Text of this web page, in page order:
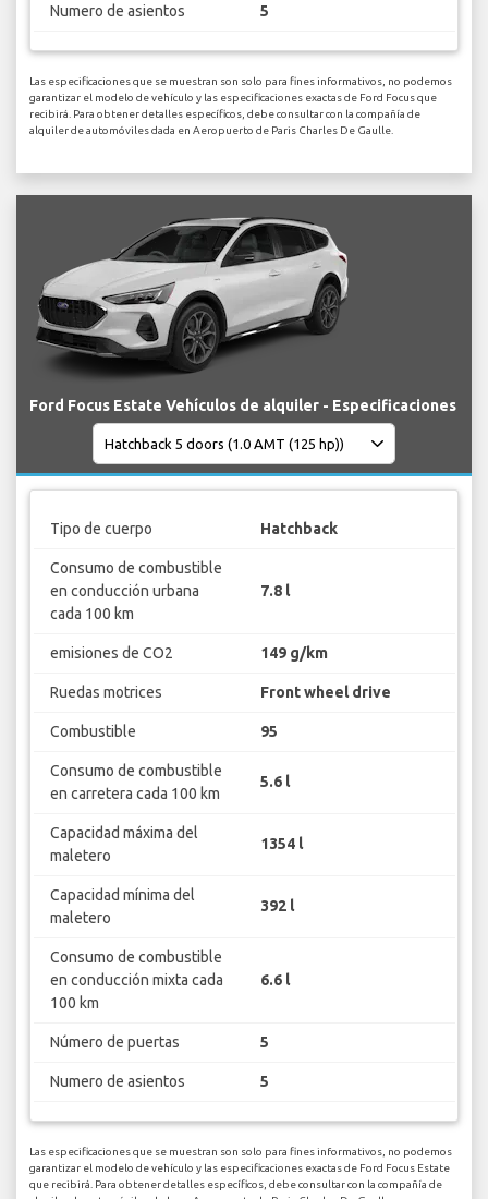
Numero de asientos 5
Las especificaciones que se muestran son solo para fines informativos, no podemos
garantizar el modelo de vehículo y las especificaciones exactas de Ford Focus que
recibirá. Para obtener detalles específicos, debe consultar con la compañía de
alquiler de automóviles dada en Aeropuerto de Paris Charles De Gaulle.
Ford Focus Estate Vehículos de alquiler - Especificaciones
Tipo de cuerpo Hatchback
Consumo de combustible
en conducción urbana
cada 100 km
7.8 l
emisiones de CO2 149 g/km
Ruedas motrices Front wheel drive
Combustible 95
Consumo de combustible
en carretera cada 100 km
5.6 l
Capacidad máxima del
maletero
1354 l
Capacidad mínima del
maletero
392 l
Consumo de combustible
en conducción mixta cada
100 km
6.6 l
Número de puertas 5
Numero de asientos 5
Las especificaciones que se muestran son solo para fines informativos, no podemos
garantizar el modelo de vehículo y las especificaciones exactas de Ford Focus Estate
que recibirá. Para obtener detalles específicos, debe consultar con la compañía de